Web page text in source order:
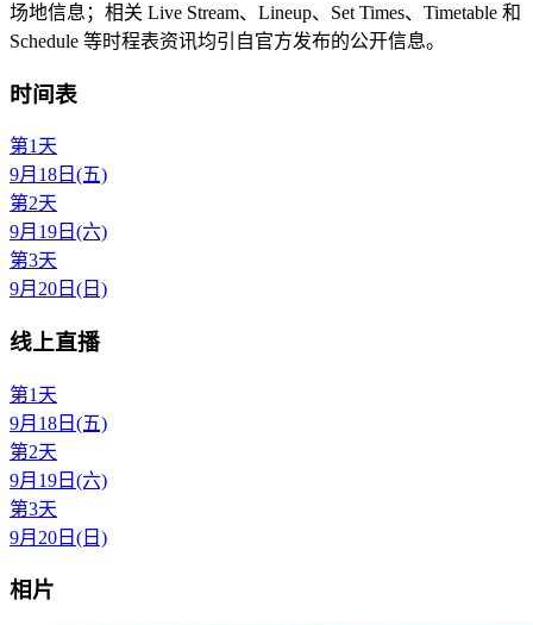
场地信息；相关 Live Stream、Lineup、Set Times、Timetable 和
Schedule 等时程表资讯均引自官方发布的公开信息。
时间表
第1天
9月18日(五)
第2天
9月19日(六)
第3天
9月20日(日)
线上直播
第1天
9月18日(五)
第2天
9月19日(六)
第3天
9月20日(日)
相片